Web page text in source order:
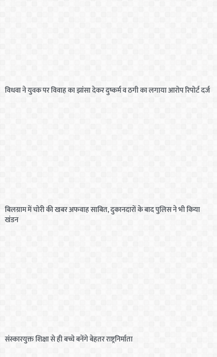
विधवा ने युवक पर विवाह का झांसा देकर दुष्कर्म व ठगी का लगाया आरोप रिपोर्ट दर्ज
बिलग्राम में चोरी की खबर अफवाह साबित, दुकानदारों के बाद पुलिस ने भी किया
खंडन
संस्कारयुक्त शिक्षा से ही बच्चे बनेंगे बेहतर राष्ट्रनिर्माता